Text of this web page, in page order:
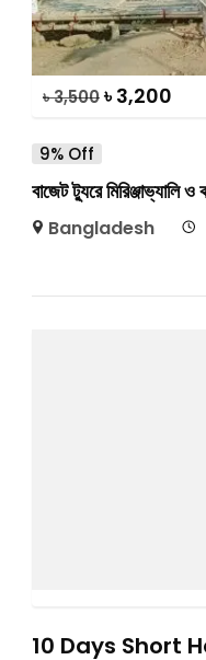
৳3,500৳3,200
9% Off
বাজেট ট্যুরে
Bangladesh
10 Days Short